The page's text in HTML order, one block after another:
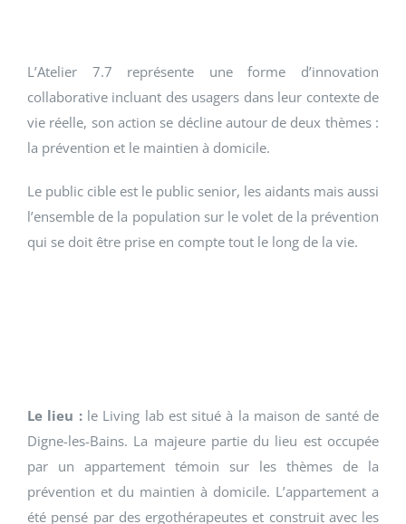
L’Atelier 7.7 représente une forme d’innovation
collaborative incluant des usagers dans leur contexte de
vie réelle, son action se décline autour de deux thèmes :
la prévention et le maintien à domicile.
Le public cible est le public senior, les aidants mais aussi
l’ensemble de la population sur le volet de la prévention
qui se doit être prise en compte tout le long de la vie.
Le lieu :le Living lab est situé à la maison de santé de
Digne-les-Bains. La majeure partie du lieu est occupée
par un appartement témoin sur les thèmes de la
prévention et du maintien à domicile. L’appartement a
été pensé par des ergothérapeutes et construit avec les